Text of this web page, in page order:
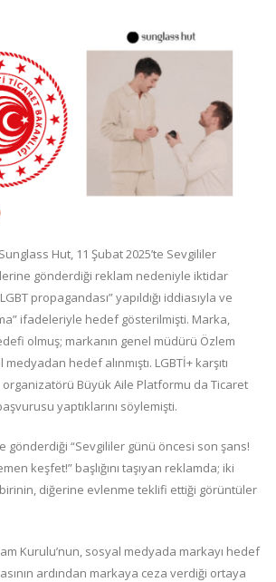
Hut, 11 Şubat 2025’te Sevgililer
gönderdiği reklam nedeniyle iktidar
propagandası” yapıldığı iddiasıyla ve
ifadeleriyle hedef gösterilmişti. Marka,
olmuş; markanın genel müdürü Özlem
hedef alınmıştı. LGBTİ+ karşıtı
Büyük Aile Platformu da Ticaret
yaptıklarını söylemişti.
gönderdiği “Sevgililer günü öncesi son şans!
keşfet!” başlığını taşıyan reklamda; iki
diğerine evlenme teklifi ettiği görüntüler
Kurulu’nun, sosyal medyada markayı hedef
ardından markaya ceza verdiği ortaya